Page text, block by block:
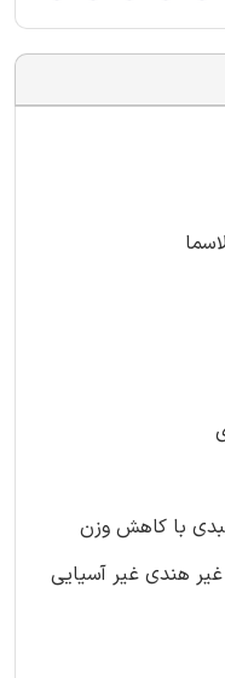
با کاهش وزن
هندی غیر آسیایی